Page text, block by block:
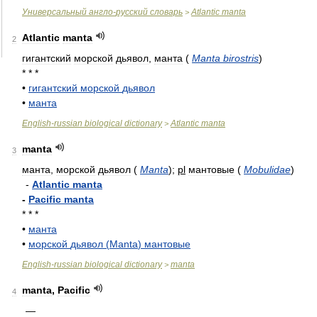
Универсальный англо-русский словарь > Atlantic manta
2 Atlantic manta
гигантский морской дьявол манта ( Manta birostris)
* * *
• гигантский морской дьявол
• манта
English-russian biological dictionary> Atlantic manta
3
manta
манта
морской дьявол ( Manta); pl мантовые ( Mobulidae)
- Atlantic manta
- Pacific manta
* * *
• манта
• морской дьявол (Manta) мантовые
English-russian biological dictionary> manta
4 manta, Pacific
—